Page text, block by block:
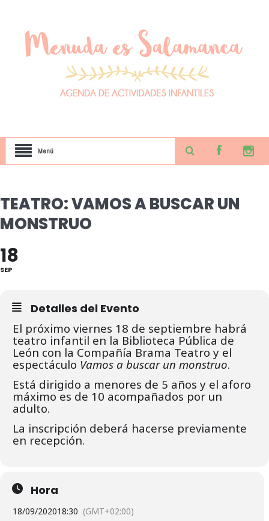
Menú
TEATRO: VAMOS A BUSCAR UN
MONSTRUO
18
SEP
Detalles del Evento
El próximo viernes 18 de septiembre habrá
teatro infantil en la Biblioteca Pública de
León con la Compañía Brama Teatro y el
espectáculo Vamos a buscar un monstruo.
Está dirigido a menores de 5 años y el aforo
máximo es de 10 acompañados por un
adulto.
La inscripción deberá hacerse previamente
en recepción.
Hora
18/09/202018:30 (GMT+02:00)